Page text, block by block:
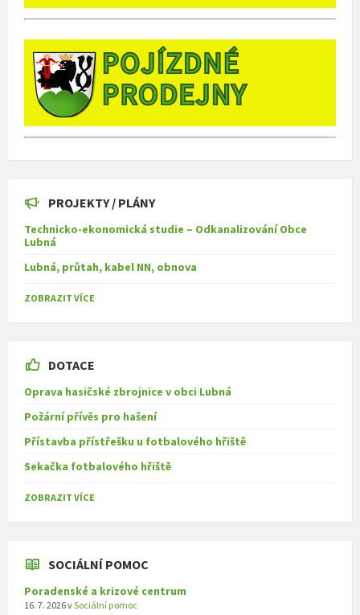
PROJEKTY / PLÁNY
Technicko-ekonomická studie – Odkanalizování Obce
Lubná
Lubná, průtah, kabel NN, obnova
ZOBRAZIT VÍCE
DOTACE
Oprava hasičské zbrojnice v obci Lubná
Požární přívěs pro hašení
Přístavba přístřešku u fotbalového hřiště
Sekačka fotbalového hřiště
ZOBRAZIT VÍCE
SOCIÁLNÍ POMOC
Poradenské a krizové centrum
16. 7. 2026vSociální pomoc